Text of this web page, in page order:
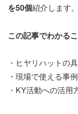
を50個紹介します。
この記事でわかる
・ヒヤリハットの
・現場で使える事
・KY活動への活用